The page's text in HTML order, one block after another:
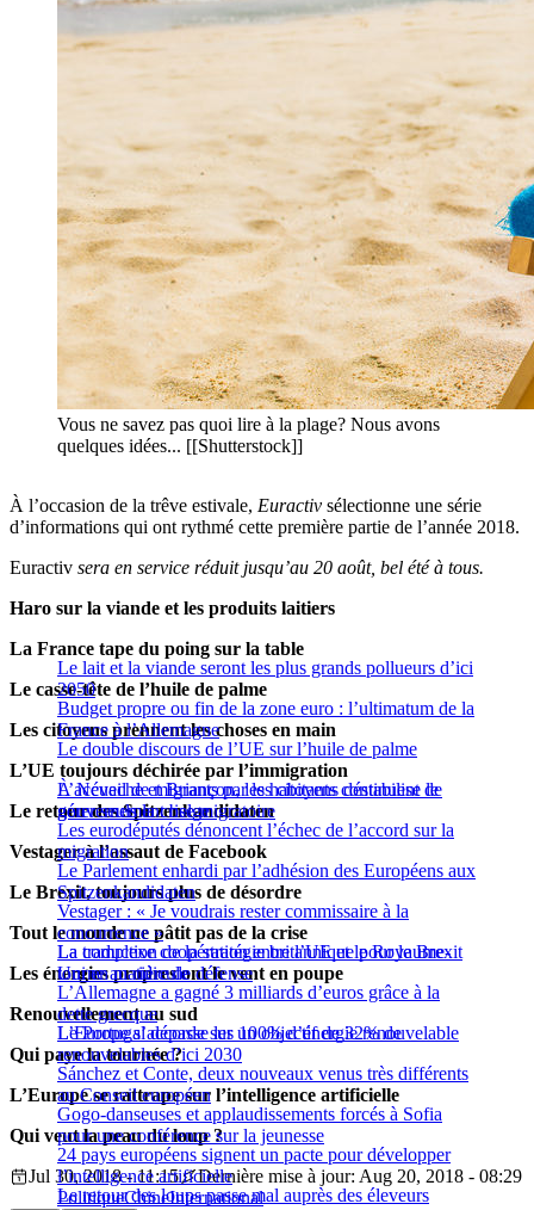
Vous ne savez pas quoi lire à la plage? Nous avons
quelques idées... [[Shutterstock]]
À l’occasion de la trêve estivale, Euractiv sélectionne une série
d’informations qui ont rythmé cette première partie de l’année 2018.
Euractiv sera en service réduit jusqu’au 20 août, bel été à tous.
Haro sur la viande et les produits laitiers
Le lait et la viande seront les plus grands pollueurs d’ici
2050
La France tape du poing sur la table
Budget propre ou fin de la zone euro : l’ultimatum de la
France à l’Allemagne
Le casse-tête de l’huile de palme
Le double discours de l’UE sur l’huile de palme
Les citoyens prennent les choses en main
L’accueil de migrants par les citoyens déstabilise le
gouvernement belge
À Névache et Briançon, les habitants continuent de
gérer seuls la crise migratoire
L’UE toujours déchirée par l’immigration
Les eurodéputés dénoncent l’échec de l’accord sur la
migration
Le retour des Spitzenkandidaten
Le Parlement enhardi par l’adhésion des Européens aux
Spitzenkandidaten
Vestager à l’assaut de Facebook
Vestager : « Je voudrais rester commissaire à la
concurrence »
Le Brexit, toujours plus de désordre
La traduction de la stratégie britannique pour le Brexit
tourne au ridicule
La complexe coopération entre l’UE et le Royaume-
Uni en matière de défense
Tout le monde ne pâtit pas de la crise
L’Allemagne a gagné 3 milliards d’euros grâce à la
dette grecque
Les énergies propres ont le vent en poupe
L’Europe s’accorde sur un objectif de 32% de
renouvelables d’ici 2030
Le Portugal dépasse les 100% d’énergie renouvelable
Renouvellement au sud
Sánchez et Conte, deux nouveaux venus très différents
au Conseil européen
Qui paye la tournée ?
Gogo-danseuses et applaudissements forcés à Sofia
pour une conférence sur la jeunesse
L’Europe se rattrape sur l’intelligence artificielle
24 pays européens signent un pacte pour développer
l’intelligence artificielle
Qui veut la peau du loup ?
Le retour des loups passe mal auprès des éleveurs
Jul 30, 2018 - 11:15
Dernière mise à jour: Aug 20, 2018 - 08:29
PolitiqueChineInternational